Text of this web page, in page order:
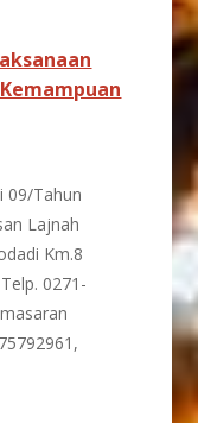
09/Tahun
Lajnah
Km.8
0271-